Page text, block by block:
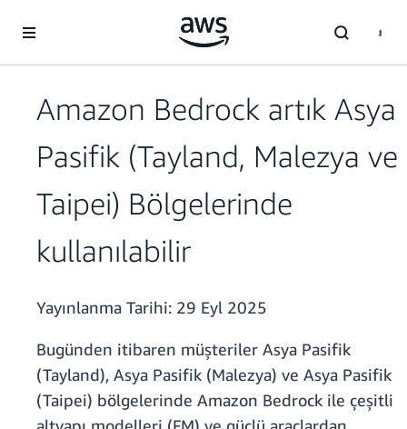
Amazon Bedrock artık Asya
Pasifik (Tayland, Malezya ve
Taipei) Bölgelerinde
kullanılabilir
Yayınlanma Tarihi: 29 Eyl 2025
Bugünden itibaren müşteriler Asya Pasifik
(Tayland), Asya Pasifik (Malezya) ve Asya Pasifik
(Taipei) bölgelerinde Amazon Bedrock ile çeşitli